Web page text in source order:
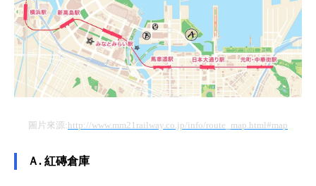
圖片來源: http://www.mm21railway.co.jp/info/route_map.html#map
Ａ. 紅磚倉庫